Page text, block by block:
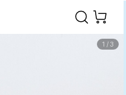
1 / 3